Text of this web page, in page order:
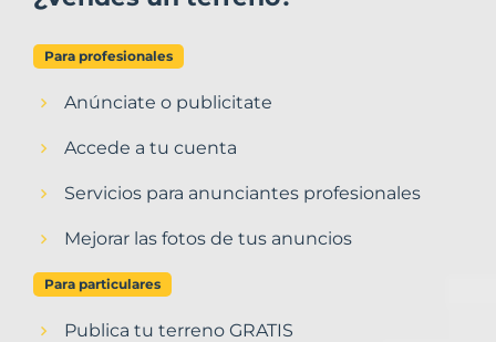
Para profesionales
Anúnciate o publicitate
Accede a tu cuenta
Servicios para anunciantes profesionales
Mejorar las fotos de tus anuncios
Para particulares
Publica tu terreno GRATIS